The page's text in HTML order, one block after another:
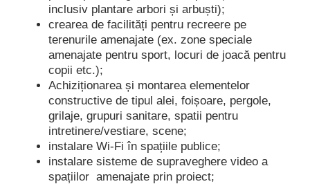
inclusiv plantare arbori și arbuști);
crearea de facilități pentru recreere pe
terenurile amenajate (ex. zone speciale
amenajate pentru sport, locuri de joacă pentru
copii etc.);
Achiziționarea și montarea elementelor
constructive de tipul alei, foișoare, pergole,
grilaje, grupuri sanitare, spatii pentru
intretinere/vestiare, scene;
instalare Wi-Fi în spațiile publice;
instalare sisteme de supraveghere video a
spațiilor amenajate prin proiect;